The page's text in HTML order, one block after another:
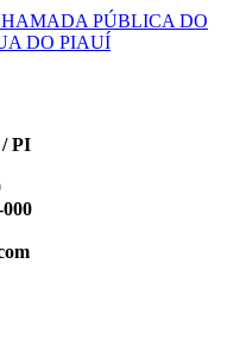
PÚBLICA DO
DO PIAUÍ
/ PI